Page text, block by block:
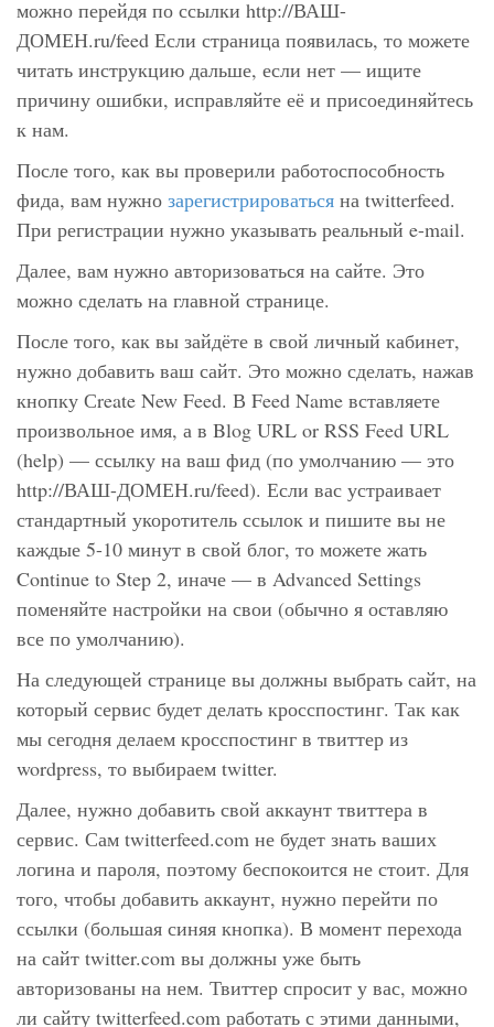
можно перейдя по ссылки http://ВАШ-
ДОМЕН.ru/feed Если страница появилась, то можете
читать инструкцию дальше, если нет — ищите
причину ошибки, исправляйте её и присоединяйтесь
к нам.
После того, как вы проверили работоспособность
фида, вам нужно зарегистрироваться на twitterfeed.
При регистрации нужно указывать реальный e-mail.
Далее, вам нужно авторизоваться на сайте. Это
можно сделать на главной странице.
После того, как вы зайдёте в свой личный кабинет,
нужно добавить ваш сайт. Это можно сделать, нажав
кнопку Сreate New Feed. В Feed Name вставляете
произвольное имя, а в Blog URL or RSS Feed URL
(help) — ссылку на ваш фид (по умолчанию — это
http://ВАШ-ДОМЕН.ru/feed). Если вас устраивает
стандартный укоротитель ссылок и пишите вы не
каждые 5-10 минут в свой блог, то можете жать
Continue to Step 2, иначе — в Advanced Settings
поменяйте настройки на свои (обычно я оставляю
все по умолчанию).
На следующей странице вы должны выбрать сайт, на
который сервис будет делать кросспостинг. Так как
мы сегодня делаем кросспостинг в твиттер из
wordpress, то выбираем twitter.
Далее, нужно добавить свой аккаунт твиттера в
сервис. Сам twitterfeed.com не будет знать ваших
логина и пароля, поэтому беспокоится не стоит. Для
того, чтобы добавить аккаунт, нужно перейти по
ссылки (большая синяя кнопка). В момент перехода
на сайт twitter.com вы должны уже быть
авторизованы на нем. Твиттер спросит у вас, можно
ли сайту twitterfeed.com работать с этими данными,